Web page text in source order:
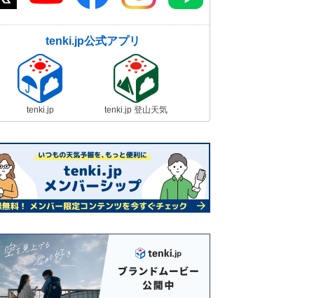
tenki.jp公式アプリ
tenki.jp tenki.jp 登山天気